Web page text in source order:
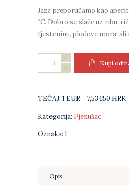
Jazz preporučamo kao
˚C. Dobro se slaže uz ribu,
tjesteninu, plodove mora, ali
pjenušac
Kupi
TEČAJ: 1 EUR = 7,53450 HRK
Kategorija: Pjenušac
Oznaka: 1
Opis